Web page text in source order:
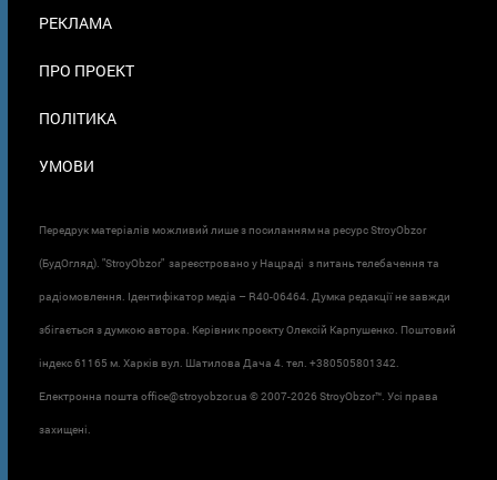
РЕКЛАМА
ПРО ПРОЕКТ
ПОЛІТИКА
УМОВИ
Передрук матеріалів можливий лише з посиланням на ресурс StroyObzor
(БудОгляд). "StroyObzor" зареєстровано у Нацраді з питань телебачення та
радіомовлення. Ідентифікатор медіа – R40-06464. Думка редакції не завжди
збігається з думкою автора. Керівник проєкту Олексій Карпушенко. Поштовий
індекс 61165 м. Харків вул. Шатилова Дача 4. тел. +380505801342.
Електронна пошта office@stroyobzor.ua © 2007-2026 StroyObzor™. Усі права
захищені.